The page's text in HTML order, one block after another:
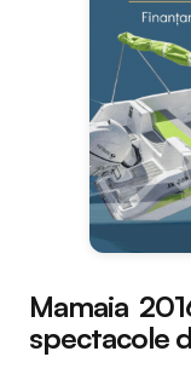
Mamaia
spectacole